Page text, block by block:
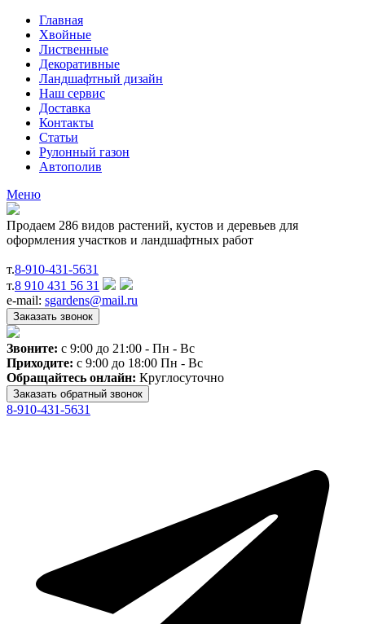
Главная
Хвойные
Лиственные
Декоративные
Ландшафтный дизайн
Наш сервис
Доставка
Контакты
Статьи
Рулонный газон
Автополив
Меню
Продаем 286 видов растений, кустов и деревьев для
оформления участков и ландшафтных работ
т.8-910-431-5631
т.8 910 431 56 31
e-mail: sgardens@mail.ru
Звоните: c 9:00 до 21:00 - Пн - Вс
Приходите: c 9:00 до 18:00 Пн - Вс
Обращайтесь онлайн: Круглосуточно
8-910-431-5631